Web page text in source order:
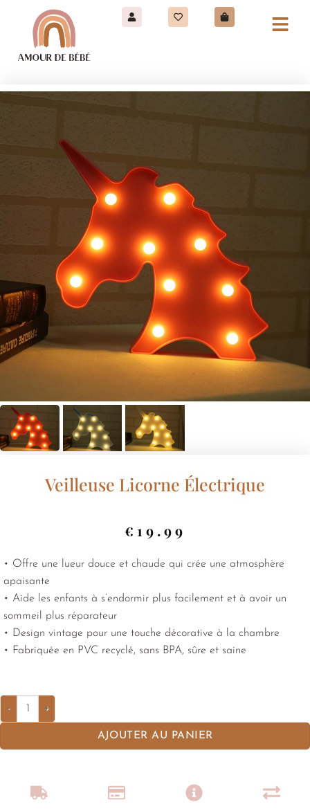
Veilleuse Licorne Électrique
€ 19.99
• Offre une lueur douce et chaude qui crée une atmosphère
apaisante
• Aide les enfants à s’endormir plus facilement et à avoir un
sommeil plus réparateur
• Design vintage pour une touche décorative à la chambre
• Fabriquée en PVC recyclé, sans BPA, sûre et saine
AJOUTER AU PANIER